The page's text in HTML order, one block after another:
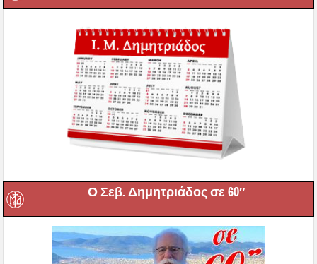
Ο Σεβ. Δημητριάδος σε 60″